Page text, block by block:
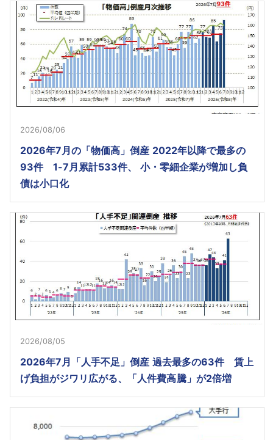
2026/08/06
2026年7月の「物価高」倒産 2022年以降で最多の
93件 1-7月累計533件、 小・零細企業が増加し負
債は小口化
2026/08/05
2026年7月「人手不足」倒産 過去最多の63件 賃上
げ負担がジワリ広がる、「人件費高騰」が2倍増